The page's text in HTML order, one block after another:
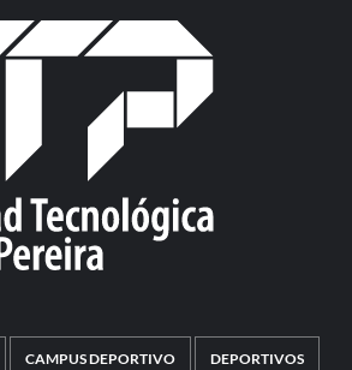
CAMPUS DEPORTIVO DEPORTIVOS